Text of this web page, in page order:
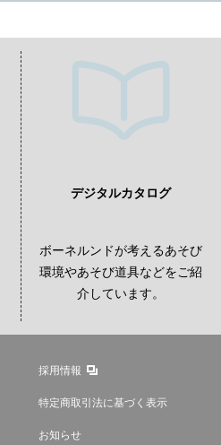
デジタルカタログ
ボーネルンドが考えるあそび
環境やあそび道具などをご紹
介しています。
採用情報
特定商取引法に基づく表示
お知らせ